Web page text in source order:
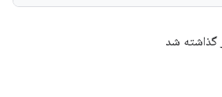
گذاشته شد